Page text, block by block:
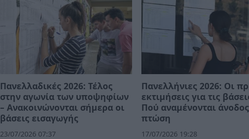
Πανελλαδικές 2026: Τέλος
στην αγωνία των υποψηφίων
– Ανακοινώνονται σήμερα οι
βάσεις εισαγωγής
23/07/2026 07:37
Πανελλήνιες 2026: Οι
εκτιμήσεις για τις
Πού αναμένονται
πτώση
17/07/2026 19:28